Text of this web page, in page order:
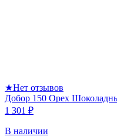
★Нет отзывов
Добор 150 Орех
1 301 ₽
В наличии